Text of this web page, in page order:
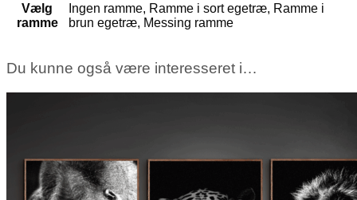
Vælg
ramme
Ingen ramme, Ramme i sort egetræ, Ramme i
brun egetræ, Messing ramme
Du kunne også være interesseret i…